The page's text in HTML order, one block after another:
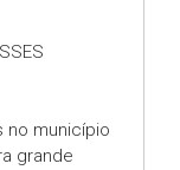
no município
grande